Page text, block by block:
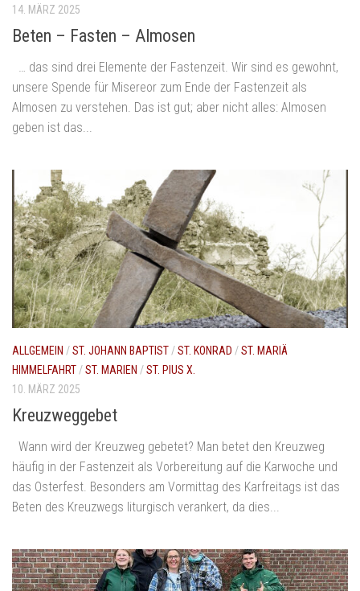
14. MÄRZ 2025
Beten – Fasten – Almosen
… das sind drei Elemente der Fastenzeit. Wir sind es gewohnt,
unsere Spende für Misereor zum Ende der Fastenzeit als
Almosen zu verstehen. Das ist gut; aber nicht alles: Almosen
geben ist das...
ALLGEMEIN /ST. JOHANN BAPTIST /ST. KONRAD /ST. MARIÄ
HIMMELFAHRT /ST. MARIEN /ST. PIUS X.
10. MÄRZ 2025
Kreuzweggebet
Wann wird der Kreuzweg gebetet? Man betet den Kreuzweg
häufig in der Fastenzeit als Vorbereitung auf die Karwoche und
das Osterfest. Besonders am Vormittag des Karfreitags ist das
Beten des Kreuzwegs liturgisch verankert, da dies...